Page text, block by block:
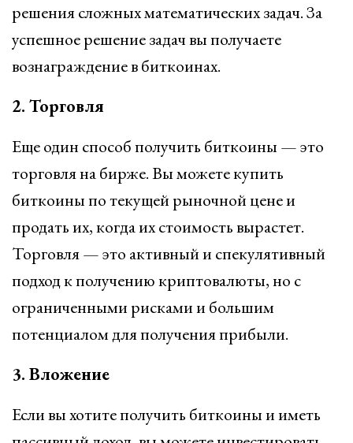
решения сложных математических задач. За
успешное решение задач вы получаете
вознаграждение в биткоинах.
2. Торговля
Еще один способ получить биткоины — это
торговля на бирже. Вы можете купить
биткоины по текущей рыночной цене и
продать их, когда их стоимость вырастет.
Торговля — это активный и спекулятивный
подход к получению криптовалюты, но с
ограниченными рисками и большим
потенциалом для получения прибыли.
3. Вложение
Если вы хотите получить биткоины и иметь